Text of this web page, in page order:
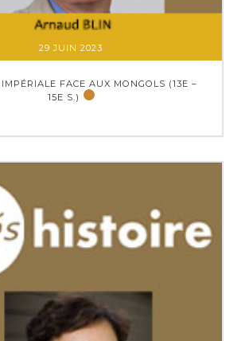
29 JUIN 2023
FACE AUX MONGOLS (13E –
15E S.)